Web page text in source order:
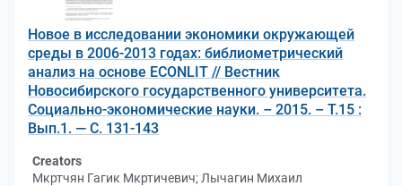
Новое в исследовании экономики окружающей
среды в 2006-2013 годах: библиометрический
анализ на основе ECONLIT // Вестник
Новосибирского государственного университета.
Социально-экономические науки. – 2015. – Т.15 :
Вып.1. — С. 131-143
Creators
Мкртчян Гагик Мкртичевич; Лычагин Михаил